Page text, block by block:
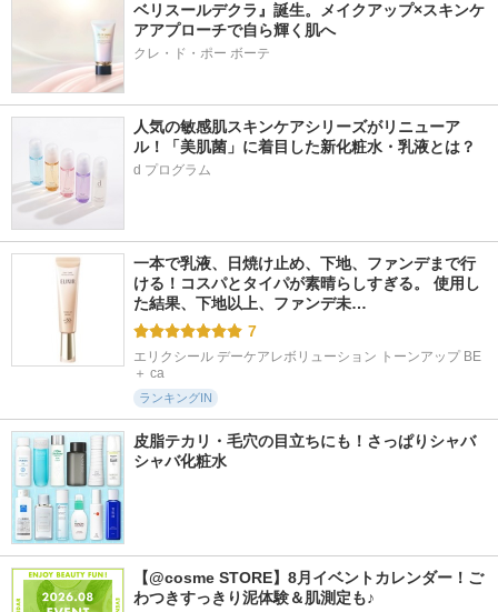
ベリスールデクラ』誕生。メイクアップ×スキンケ
アアプローチで自ら輝く肌へ
クレ・ド・ポー ボーテ
人気の敏感肌スキンケアシリーズがリニューア
ル！「美肌菌」に着目した新化粧水・乳液とは？
d プログラム
一本で乳液、日焼け止め、下地、ファンデまで行
ける！コスパとタイパが素晴らしすぎる。 使用し
た結果、下地以上、ファンデ未…
7
エリクシール デーケアレボリューション トーンアップ BE
＋ ca
ランキングIN
皮脂テカリ・毛穴の目立ちにも！さっぱりシャバ
シャバ化粧水
【@cosme STORE】8月イベントカレンダー！ご
わつきすっきり泥体験＆肌測定も♪